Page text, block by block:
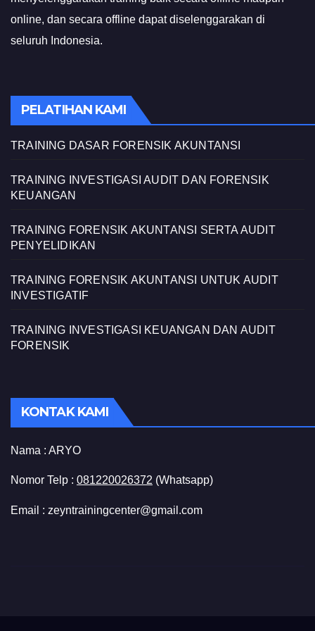
online, dan secara offline dapat diselenggarakan di
seluruh Indonesia.
PELATIHAN KAMI
TRAINING DASAR FORENSIK AKUNTANSI
TRAINING INVESTIGASI AUDIT DAN FORENSIK
KEUANGAN
TRAINING FORENSIK AKUNTANSI SERTA AUDIT
PENYELIDIKAN
TRAINING FORENSIK AKUNTANSI UNTUK AUDIT
INVESTIGATIF
TRAINING INVESTIGASI KEUANGAN DAN AUDIT
FORENSIK
KONTAK KAMI
Nama : ARYO
Nomor Telp : 081220026372 (Whatsapp)
Email : zeyntrainingcenter@gmail.com